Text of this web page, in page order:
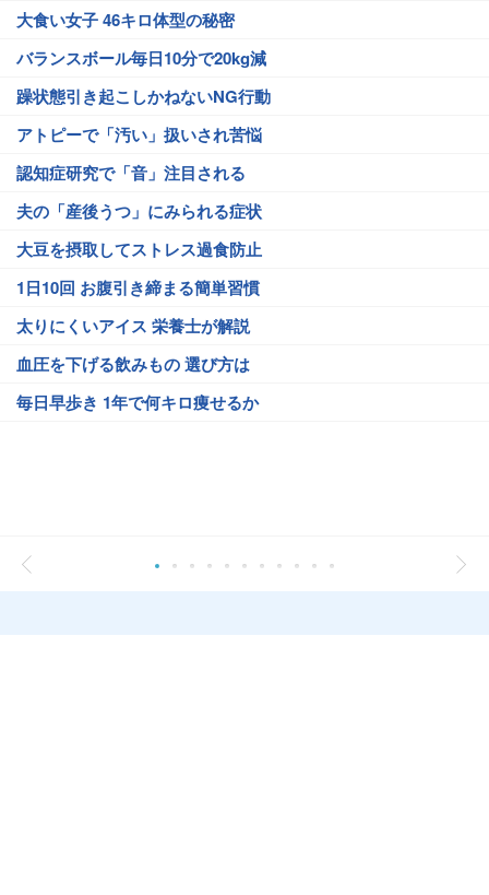
大食い女子 46キロ体型の秘密
バランスボール毎日10分で20kg減
躁状態引き起こしかねないNG行動
アトピーで「汚い」扱いされ苦悩
認知症研究で「音」注目される
夫の「産後うつ」にみられる症状
大豆を摂取してストレス過食防止
1日10回 お腹引き締まる簡単習慣
太りにくいアイス 栄養士が解説
血圧を下げる飲みもの 選び方は
毎日早歩き 1年で何キロ痩せるか